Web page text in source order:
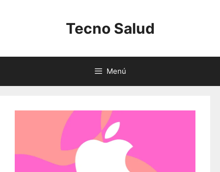
Tecno Salud
Menú